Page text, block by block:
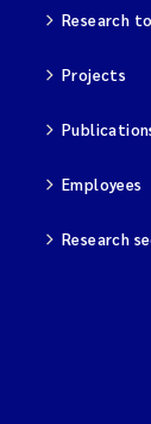
Research
Projects
Employees
Research